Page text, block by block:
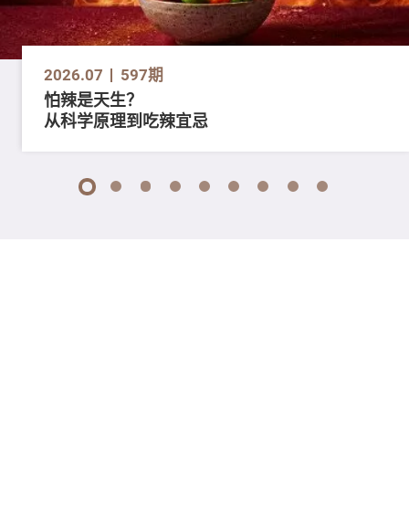
2026.07 597期
怕辣是天生？
从科学原理到吃辣宜忌
1 2 3 4 5 6 7 8 9